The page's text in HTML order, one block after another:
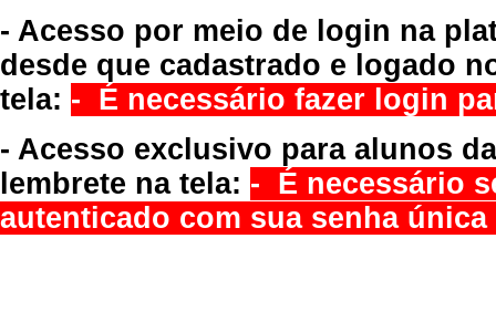
- Acesso por meio de login na
desde que cadastrado e logado
tela: - É necessário fazer login
- Acesso exclusivo para alunos
lembrete na tela: - É necessário
autenticado com sua senha